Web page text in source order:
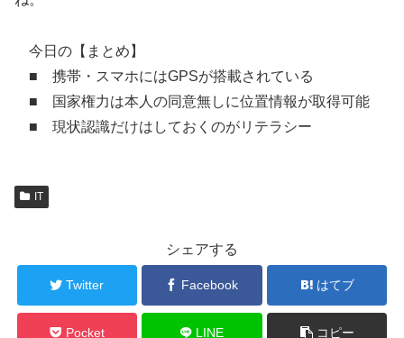
今日の【まとめ】
■ 携帯・スマホにはGPSが搭載されている
■ 国家権力は本人の同意無しに位置情報が取得可能
■ 現状認識だけはしておくのがリテラシー
IT
シェアする
Twitter Facebook はてブ
Pocket LINE コピー